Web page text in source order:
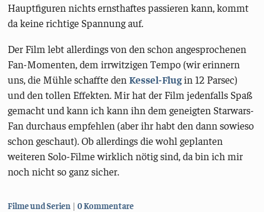
Hauptfiguren nichts ernsthaftes passieren kann, kommt
da keine richtige Spannung auf.
Der Film lebt allerdings von den schon angesprochenen
Fan-Momenten, dem irrwitzigen Tempo (wir erinnern
uns, die Mühle schaffte denKessel-Flugin 12 Parsec)
und den tollen Effekten. Mir hat der Film jedenfalls Spaß
gemacht und kann ich kann ihn dem geneigten Starwars-
Fan durchaus empfehlen (aber ihr habt den dann sowieso
schon geschaut). Ob allerdings die wohl geplanten
weiteren Solo-Filme wirklich nötig sind, da bin ich mir
noch nicht so ganz sicher.
Kategorien:
Filme und Serien 0 Kommentare